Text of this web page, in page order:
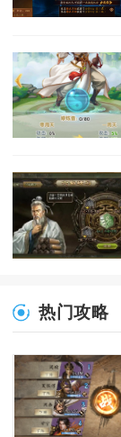
热门攻略